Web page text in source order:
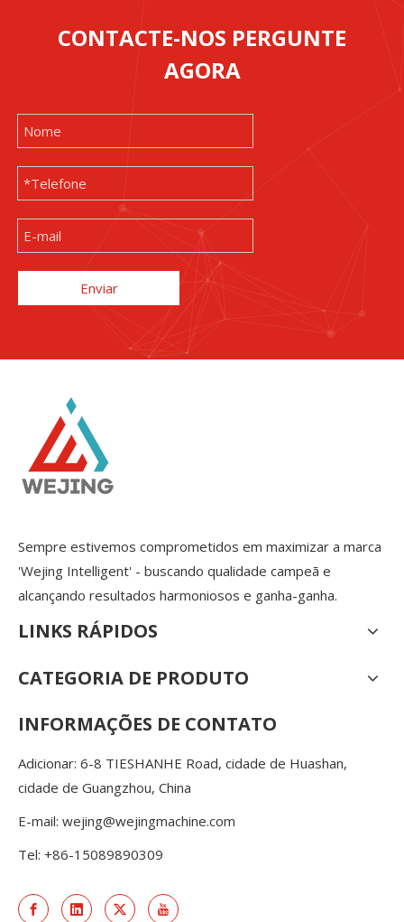
CONTACTE-NOS PERGUNTE
AGORA
Enviar
Sempre estivemos comprometidos em maximizar a marca
'Wejing Intelligent' - buscando qualidade campeã e
alcançando resultados harmoniosos e ganha-ganha.
LINKS RÁPIDOS
CATEGORIA DE PRODUTO
INFORMAÇÕES DE CONTATO
Adicionar: 6-8 TIESHANHE Road, cidade de Huashan,
cidade de Guangzhou, China
E-mail: wejing@wejingmachine.com
Tel: +86-15089890309